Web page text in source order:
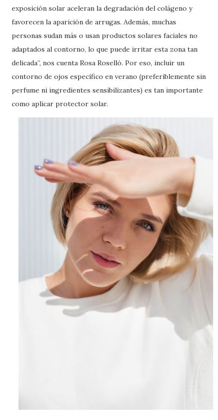
exposición solar aceleran la degradación del colágeno y
favorecen la aparición de arrugas. Además, muchas
personas sudan más o usan productos solares faciales no
adaptados al contorno, lo que puede irritar esta zona tan
delicada”, nos cuenta Rosa Roselló. Por eso, incluir un
contorno de ojos específico en verano (preferiblemente sin
perfume ni ingredientes sensibilizantes) es tan importante
como aplicar protector solar.